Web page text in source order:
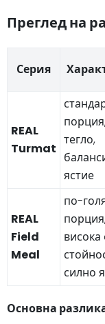
Преглед на
Серия
REAL
Turmat
тегло,
ястие
REAL
Field
Meal
по-
силно
Основна